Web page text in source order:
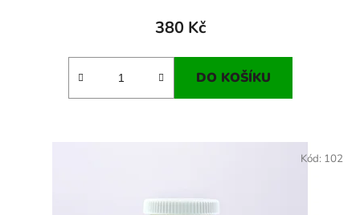
380 Kč
DO KOŠÍKU
Kód: 102